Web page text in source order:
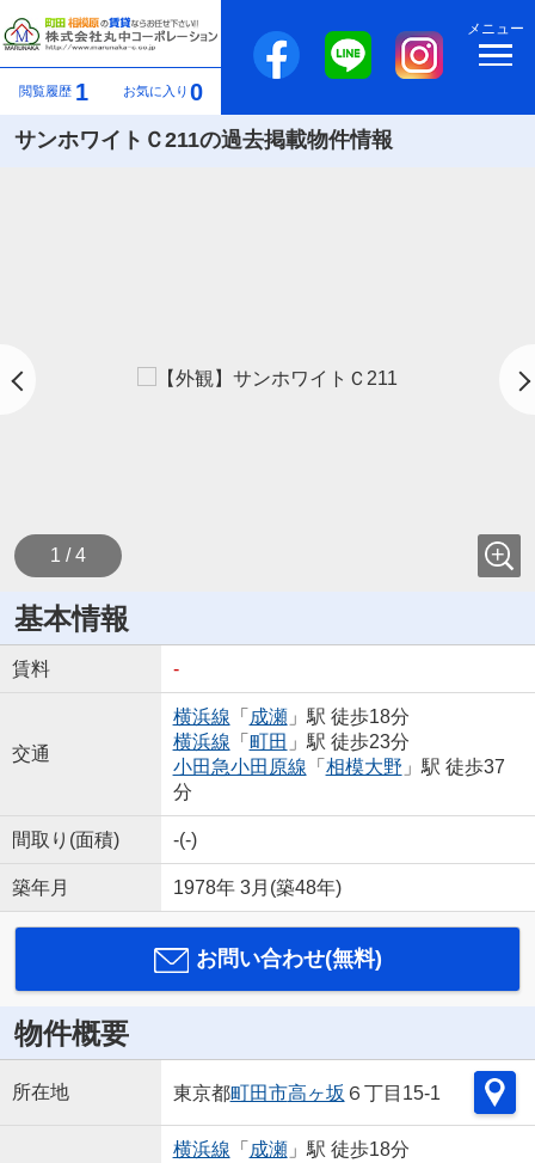
閲覧履歴 1 お気に入り 0
メニュー
サンホワイトＣ211の過去掲載物件情報
1 / 4
基本情報
賃料 -
交通
横浜線 「 成瀬」駅 徒歩18分
横浜線 「 町田 」駅 徒歩23分
小田急小田原線 「 相模大野 」駅 徒歩37
分
間取り(面積) -(-)
築年月 1978年 3月(築48年)
お問い合わせ(無料)
物件概要
所在地 東京都町田市高ヶ坂 ６丁目15-1
横浜線 「 成瀬 」駅 徒歩18分